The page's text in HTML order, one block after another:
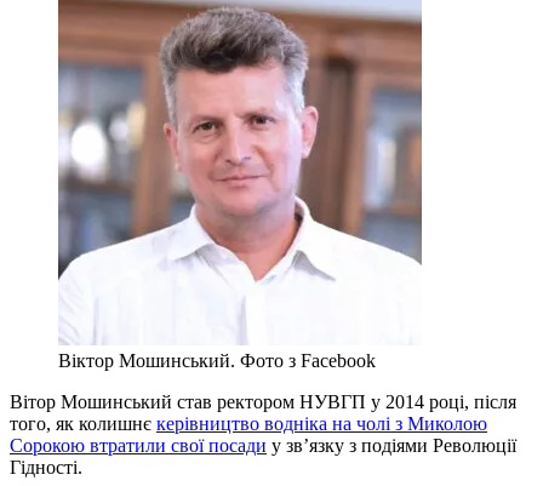
Віктор Мошинський. Фото з Facebook
Вітор Мошинський став ректором НУВГП у 2014 році, після
того, як колишнє керівництво водніка на чолі з Миколою
Сорокою втратили свої посади у зв’язку з подіями Революції
Гідності.